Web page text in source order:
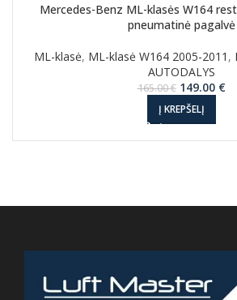
Mercedes-Benz ML-klasės W164
pneumatinė pagalvė
ML-klasė, ML-klasė W164 2005-2011 ,
AUTODALYS
165.00€ Original
price
was:
149.00 €
Į KREPŠELĮ